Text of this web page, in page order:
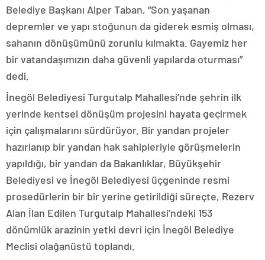
Belediye Başkanı Alper Taban, “Son yaşanan
depremler ve yapı stoğunun da giderek esmiş olması,
sahanın dönüşümünü zorunlu kılmakta. Gayemiz her
bir vatandaşımızın daha güvenli yapılarda oturması”
dedi.
İnegöl Belediyesi Turgutalp Mahallesi’nde şehrin ilk
yerinde kentsel dönüşüm projesini hayata geçirmek
için çalışmalarını sürdürüyor. Bir yandan projeler
hazırlanıp bir yandan hak sahipleriyle görüşmelerin
yapıldığı, bir yandan da Bakanlıklar, Büyükşehir
Belediyesi ve İnegöl Belediyesi üçgeninde resmi
prosedürlerin bir bir yerine getirildiği süreçte, Rezerv
Alan İlan Edilen Turgutalp Mahallesi’ndeki 153
dönümlük arazinin yetki devri için İnegöl Belediye
Meclisi olağanüstü toplandı.